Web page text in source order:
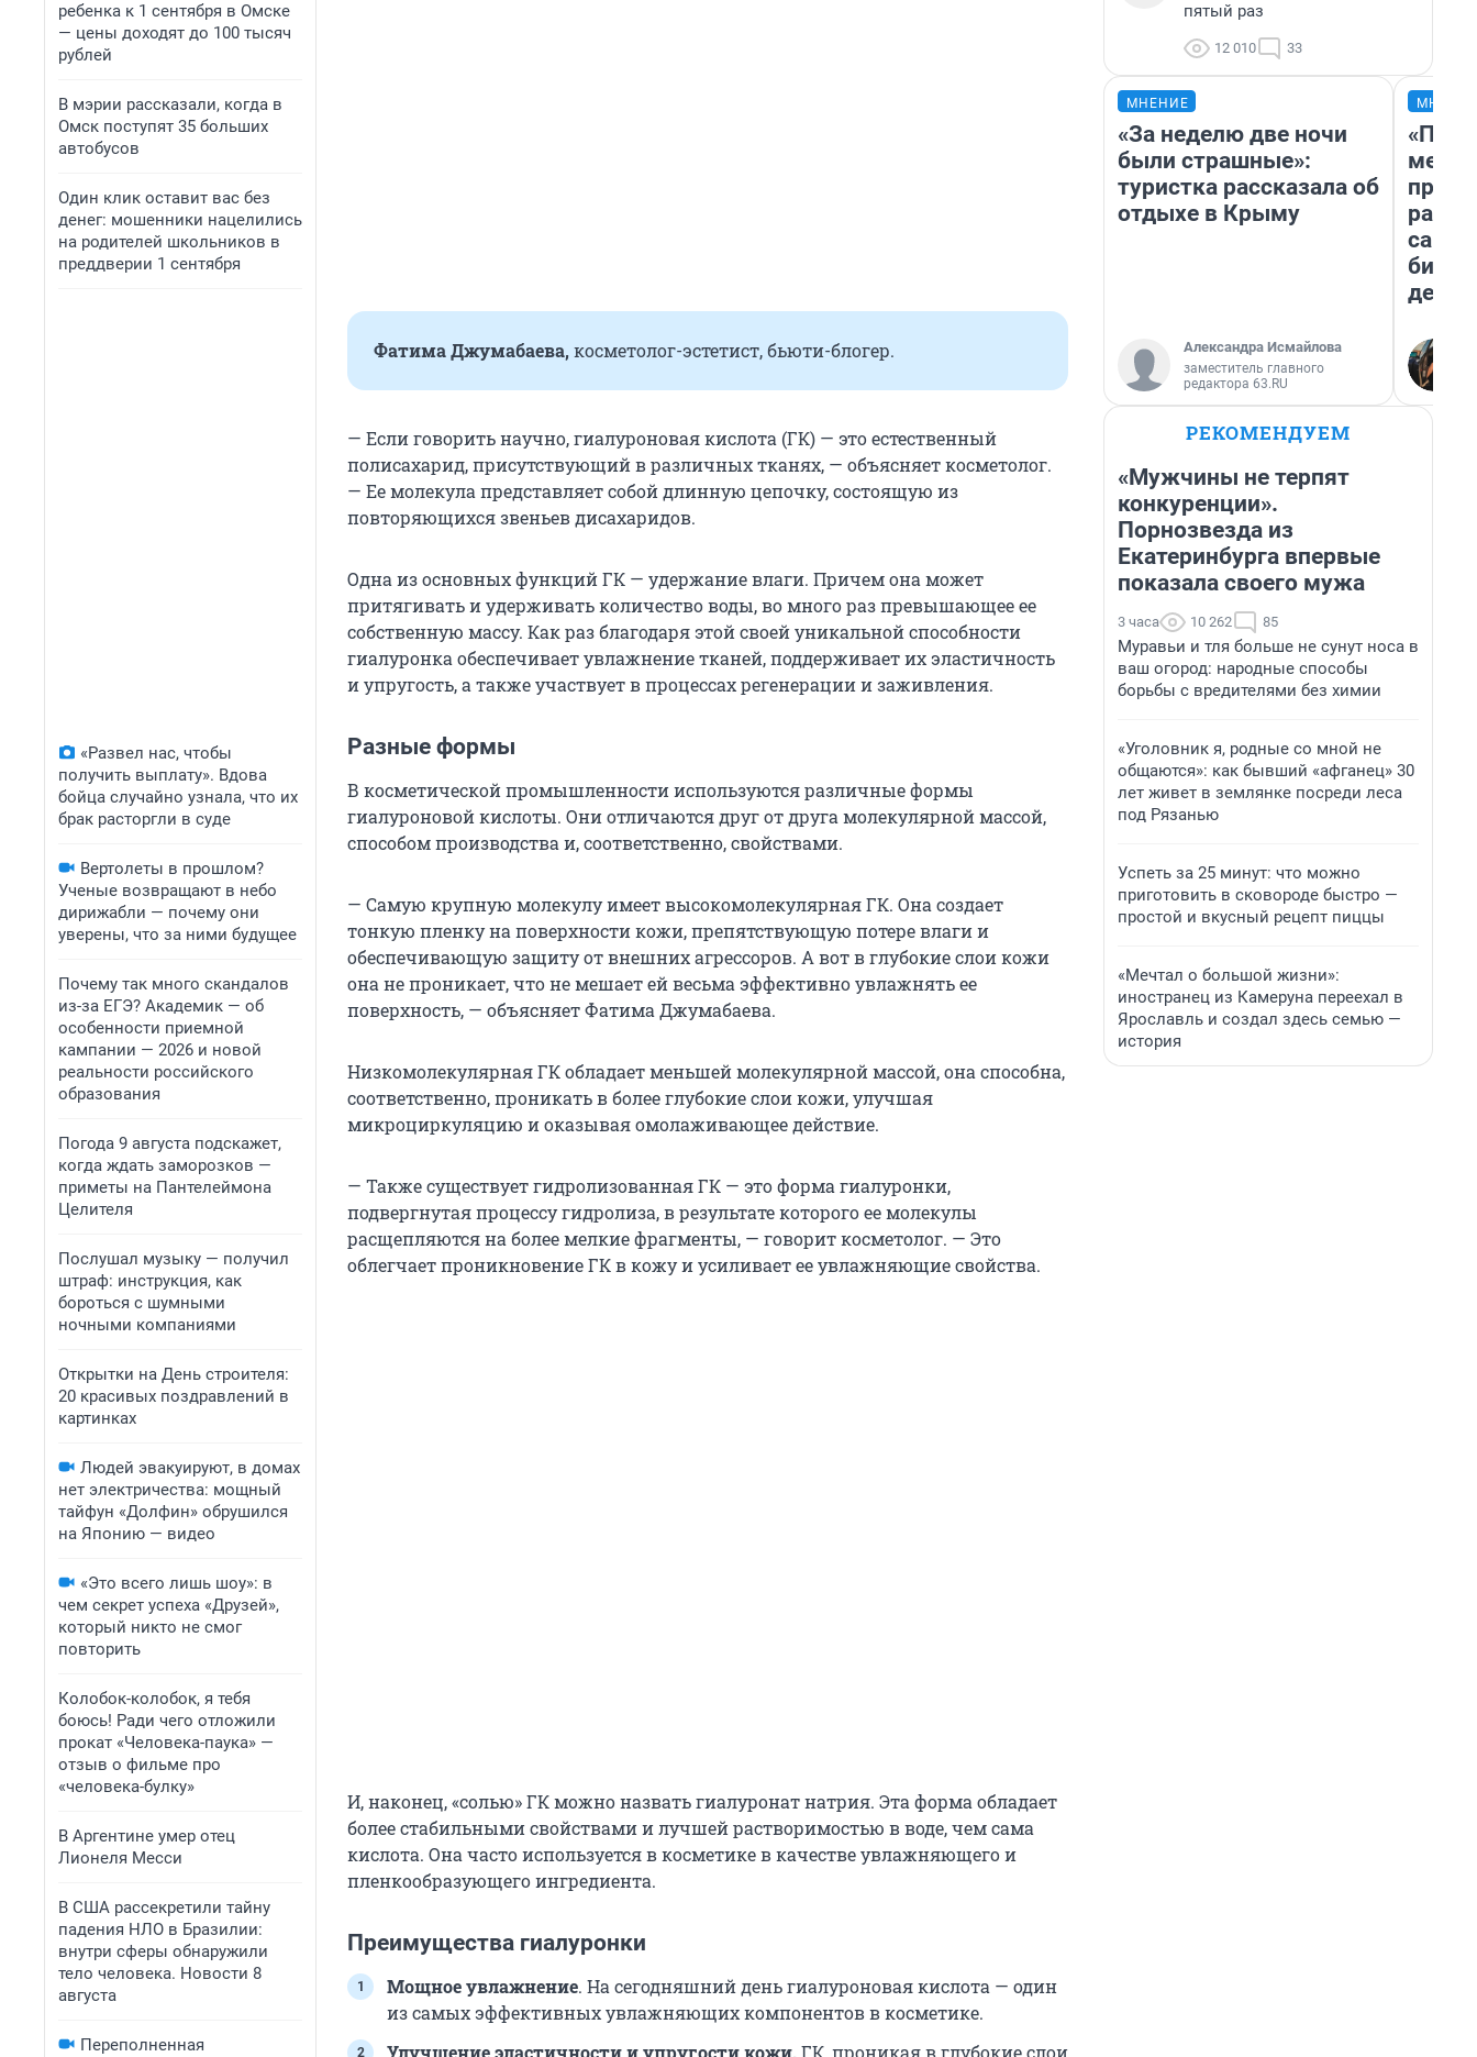
ребенка к 1 сентября в Омске
— цены доходят до 100 тысяч
рублей
В мэрии рассказали, когда в
Омск поступят 35 больших
автобусов
Один клик оставит вас без
денег: мошенники нацелились
на родителей школьников в
преддверии 1 сентября
«Развел нас, чтобы
получить выплату». Вдова
бойца случайно узнала, что их
брак расторгли в суде
Вертолеты в прошлом?
Ученые возвращают в небо
дирижабли — почему они
уверены, что за ними будущее
Почему так много скандалов
из-за ЕГЭ? Академик — об
особенности приемной
кампании — 2026 и новой
реальности российского
образования
Погода 9 августа подскажет,
когда ждать заморозков —
приметы на Пантелеймона
Целителя
Послушал музыку — получил
штраф: инструкция, как
бороться с шумными
ночными компаниями
Открытки на День строителя:
20 красивых поздравлений в
картинках
Людей эвакуируют, в домах
нет электричества: мощный
тайфун «Долфин» обрушился
на Японию — видео
«Это всего лишь шоу»: в
чем секрет успеха «Друзей»,
который никто не смог
повторить
Колобок-колобок, я тебя
боюсь! Ради чего отложили
прокат «Человека-паука» —
отзыв о фильме про
«человека-булку»
В Аргентине умер отец
Лионеля Месси
В США рассекретили тайну
падения НЛО в Бразилии:
внутри сферы обнаружили
тело человека. Новости 8
августа
Переполненная
Фатима Джумабаева,косметолог-эстетист, бьюти-блогер.
— Если говорить научно, гиалуроновая кислота (ГК) — это естественный
полисахарид, присутствующий в различных тканях, — объясняет косметолог.
— Ее молекула представляет собой длинную цепочку, состоящую из
повторяющихся звеньев дисахаридов.
Одна из основных функций ГК — удержание влаги. Причем она может
притягивать и удерживать количество воды, во много раз превышающее ее
собственную массу. Как раз благодаря этой своей уникальной способности
гиалуронка обеспечивает увлажнение тканей, поддерживает их эластичность
и упругость, а также участвует в процессах регенерации и заживления.
Разные формы
В косметической промышленности используются различные формы
гиалуроновой кислоты. Они отличаются друг от друга молекулярной массой,
способом производства и, соответственно, свойствами.
— Самую крупную молекулу имеет высокомолекулярная ГК. Она создает
тонкую пленку на поверхности кожи, препятствующую потере влаги и
обеспечивающую защиту от внешних агрессоров. А вот в глубокие слои кожи
она не проникает, что не мешает ей весьма эффективно увлажнять ее
поверхность, — объясняет Фатима Джумабаева.
Низкомолекулярная ГК обладает меньшей молекулярной массой, она способна,
соответственно, проникать в более глубокие слои кожи, улучшая
микроциркуляцию и оказывая омолаживающее действие.
— Также существует гидролизованная ГК — это форма гиалуронки,
подвергнутая процессу гидролиза, в результате которого ее молекулы
расщепляются на более мелкие фрагменты, — говорит косметолог. — Это
облегчает проникновение ГК в кожу и усиливает ее увлажняющие свойства.
И, наконец, «солью» ГК можно назвать гиалуронат натрия. Эта форма обладает
более стабильными свойствами и лучшей растворимостью в воде, чем сама
кислота. Она часто используется в косметике в качестве увлажняющего и
пленкообразующего ингредиента.
Преимущества гиалуронки
Мощное увлажнение. На сегодняшний день гиалуроновая кислота — один
из самых эффективных увлажняющих компонентов в косметике.
Улучшение эластичности и упругости кожи. ГК, проникая в глубокие слои
пятый раз
12 010 33
МНЕНИЕ
«За неделю две ночи
были страшные»:
туристка рассказала об
отдыхе в Крыму
Александра Исмайлова
заместитель главного
редактора 63.RU
РЕКОМЕНДУЕМ
«Мужчины не терпят
конкуренции».
Порнозвезда из
Екатеринбурга впервые
показала своего мужа
3 часа 10 262 85
Муравьи и тля больше не сунут носа в
ваш огород: народные способы
борьбы с вредителями без химии
«Уголовник я, родные со мной не
общаются»: как бывший «афганец» 30
лет живет в землянке посреди леса
под Рязанью
Успеть за 25 минут: что можно
приготовить в сковороде быстро —
простой и вкусный рецепт пиццы
«Мечтал о большой жизни»:
иностранец из Камеруна переехал в
Ярославль и создал здесь семью —
история